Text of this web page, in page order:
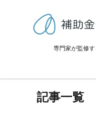
専門家が監修
>補助金・助成金詳
長瀞町に
記事一覧